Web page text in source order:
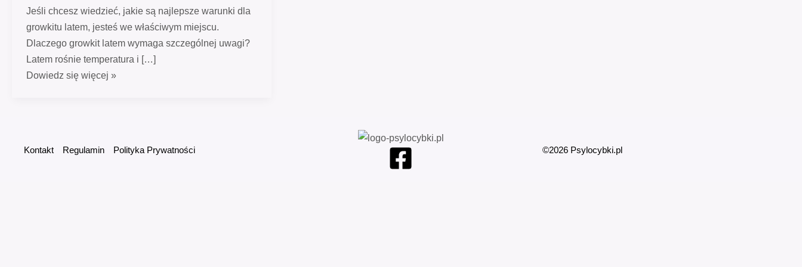
Jeśli chcesz wiedzieć, jakie są najlepsze warunki dla
growkitu latem, jesteś we właściwym miejscu.
Dlaczego growkit latem wymaga szczególnej uwagi?
Latem rośnie temperatura i […]
Dowiedz się więcej »
Kontakt Regulamin Polityka Prywatności ©2026 Psylocybki.pl